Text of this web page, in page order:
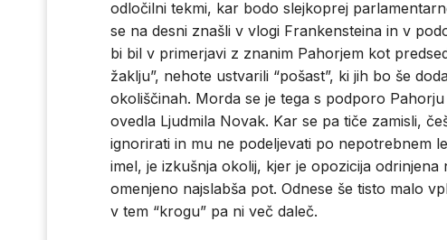
odločilni tekmi, kar bodo slejkoprej
se na desni znašli v vlogi Frankensteina in v
bi bil v primerjavi z znanim Pahorjem kot
žaklju”, nehote ustvarili “pošast”, ki jih bo še
okoliščinah. Morda se je tega s podporo
ovedla Ljudmila Novak. Kar se pa tiče zamisli,
ignorirati in mu ne podeljevati po nepotrebnem
imel, je izkušnja okolij, kjer je opozicija
omenjeno najslabša pot. Odnese še tisto malo
v tem “krogu” pa ni več daleč.